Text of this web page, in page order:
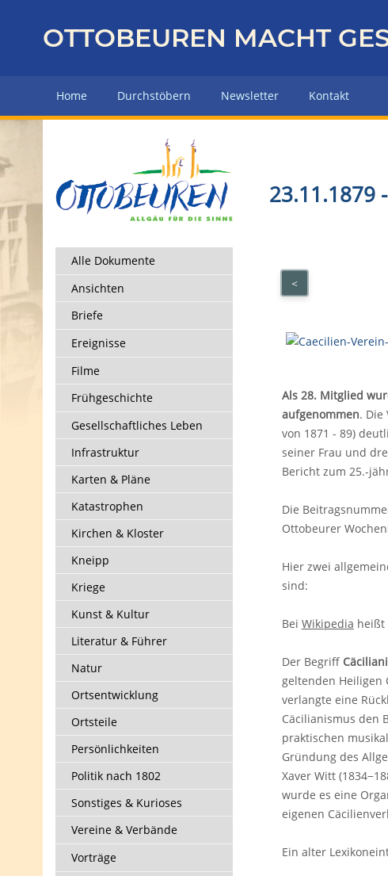
z
r
H
u
p
e
OTTOBEUREN MACHT
Home Durchstöbern Newsletter Kontakt
Alle Dokumente
Ansichten
Briefe
Ereignisse
Filme
Frühgeschichte
Gesellschaftliches Leben
Infrastruktur
Karten & Pläne
Katastrophen
Kirchen & Kloster
Kneipp
Kriege
Kunst & Kultur
Literatur & Führer
Natur
Ortsentwicklung
Ortsteile
Persönlichkeiten
Politik nach 1802
Sonstiges & Kurioses
Vereine & Verbände
Vorträge
23.11.1879
<
Als 28. Mitglied
aufgenommen.
von 1871 - 89)
seiner Frau und
Bericht zum 25.-
Die
Ottobeurer
Hier zwei
sind:
Bei Wikipedia heißt
Der Begriff
geltenden Heiligen
verlangte eine
Cäcilianismus den
praktischen
Gründung des
Xaver Witt
wurde es eine
eigenen
Ein alter